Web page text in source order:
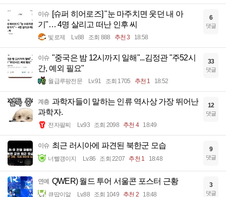
이슈 [슈퍼 히어로즈] "눈 마주치면 웃던 내 아
기"… 4명 살리고 떠난 인후 씨
빛로제 Lv.88 조회 888 추천 3 18:58
6
댓글
이슈 "중국은 밤 12시까지 일해"...김정관 "주52시
간, 예외 필요"
월급루팡전문 Lv.91 조회 1705 추천 1 18:52
33
댓글
계층 과학자들이 말하는 인류 역사상 가장 뛰어난
과학자.
전자팔찌 Lv.93 조회 2098 추천 4 18:49
12
댓글
이슈 최근 러시아에 파견된 북한군 모습
너빨갱이지 Lv.86 조회 2207 추천 1 18:48
9
댓글
연예 QWER) 월드 투어 서울콘 포스터 근황
큐땁이알 Lv.88 조회 1049 추천 2 18:48
3
댓글